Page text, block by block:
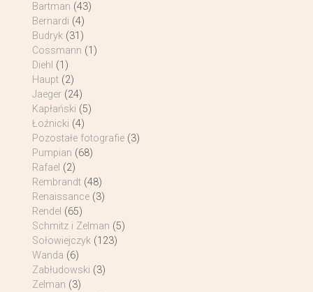
Bartman (43)
Bernardi (4)
Budryk (31)
Cossmann (1)
Diehl (1)
Haupt (2)
Jaeger (24)
Kapłański (5)
Łoźnicki (4)
Pozostałe fotografie (3)
Pumpian (68)
Rafael (2)
Rembrandt (48)
Renaissance (3)
Rendel (65)
Schmitz i Zelman (5)
Sołowiejczyk (123)
Wanda (6)
Zabłudowski (3)
Zelman (3)